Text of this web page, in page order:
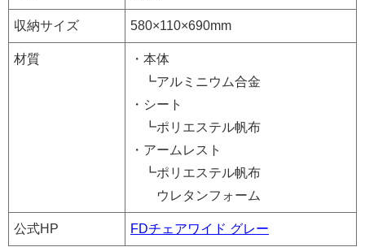
収納サイズ 580×110×690mm
材質
・本体
┗アルミニウム合金
・シート
┗ポリエステル帆布
・アームレスト
┗ポリエステル帆布
ウレタンフォーム
公式HP FDチェアワイド グレー